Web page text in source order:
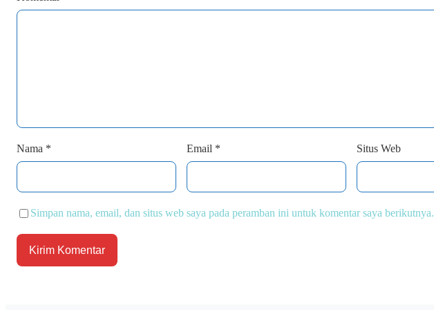
Nama * Email * Situs Web
Simpan nama, email, dan situs web saya pada peramban ini untuk komentar saya berikutnya.